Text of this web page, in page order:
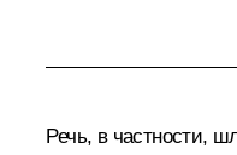
Речь, в частности,